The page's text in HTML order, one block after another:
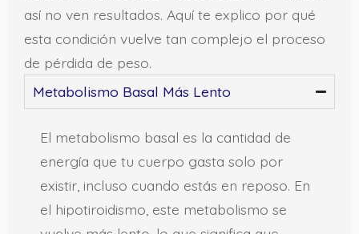
así no ven resultados. Aquí te explico por qué
esta condición vuelve tan complejo el proceso
de pérdida de peso.
Metabolismo Basal Más Lento
El metabolismo basal es la cantidad de
energía que tu cuerpo gasta solo por
existir, incluso cuando estás en reposo. En
el hipotiroidismo, este metabolismo se